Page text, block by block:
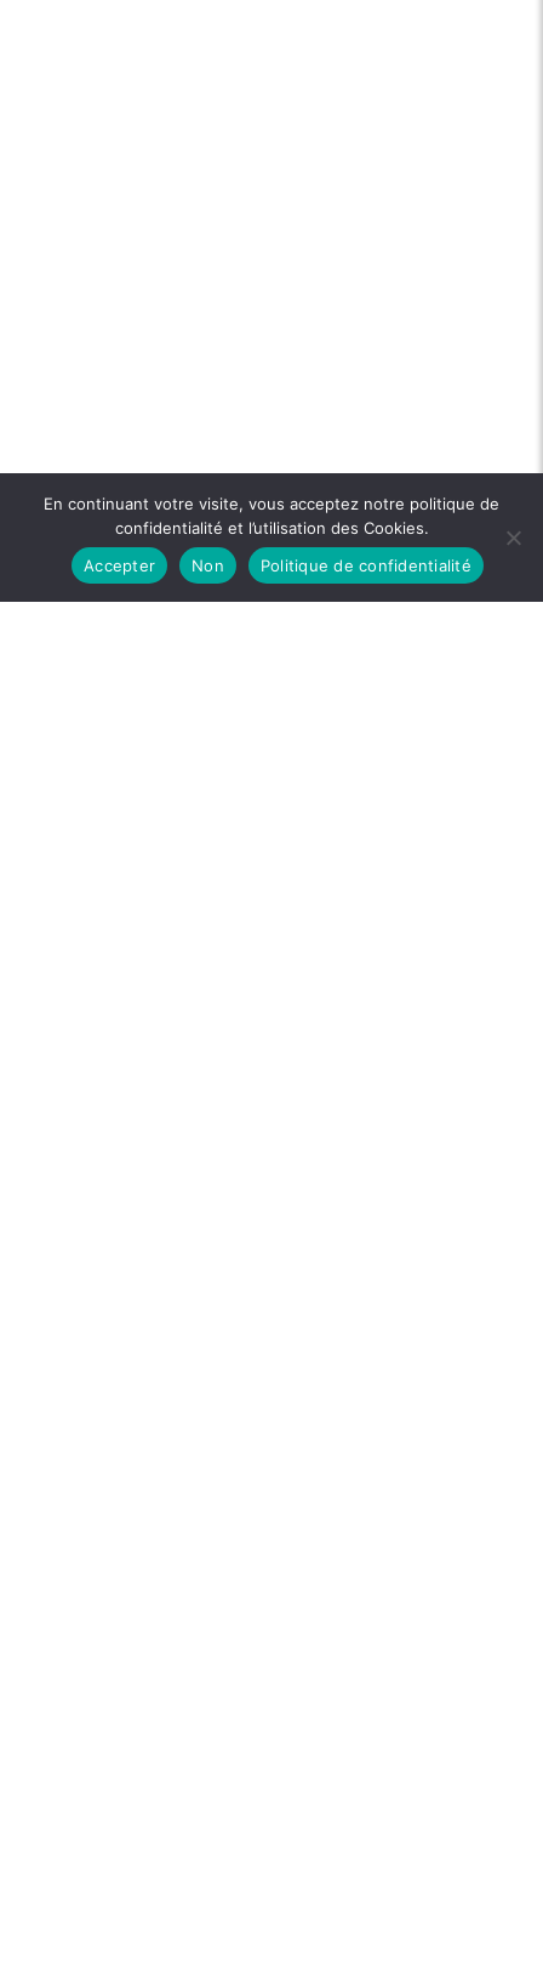
En continuant votre visite, vous acceptez notre politique de
confidentialité et l’utilisation des Cookies.
Accepter
Non Politique de confidentialité